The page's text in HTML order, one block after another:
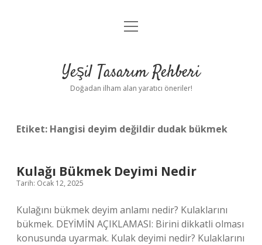
Anasayfa
Yasal Uyarı
menüyü
Yeşil Tasarım Rehberi
Doğadan ilham alan yaratıcı öneriler!
Etiket: Hangisi deyim değildir dudak bükmek
Kulağı Bükmek Deyimi Nedir
Tarih: Ocak 12, 2025
Kulağını bükmek deyim anlamı nedir? Kulaklarını
bükmek. DEYİMİN AÇIKLAMASI: Birini dikkatli olması
konusunda uyarmak. Kulak deyimi nedir? Kulaklarını